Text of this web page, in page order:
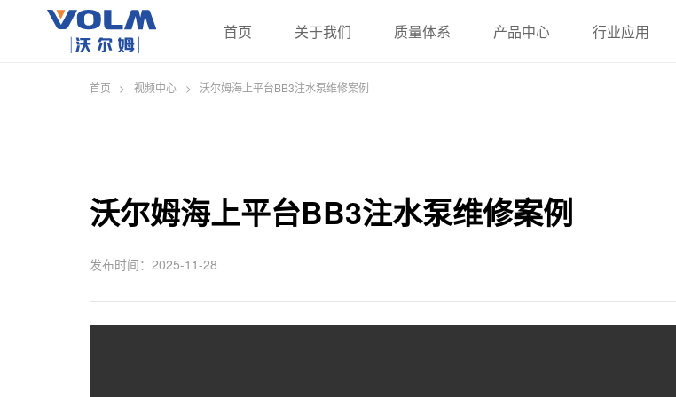
首页 关于我们 质量体系 产品中心 行业应用
首页 > 视频中心 > 沃尔姆海上平台BB3注水泵维修案例
沃尔姆海上平台BB3注水泵维修案例
发布时间：2025-11-28